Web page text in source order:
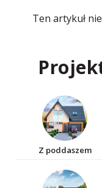
Ten artykuł
Z poddaszem